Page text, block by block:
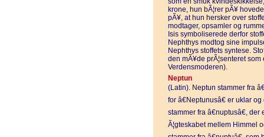
krone, hun bÃ¦rer pÃ¥
pÃ¥, at hun hersker over
modtager, opsamler og
Isis symboliserede derfor
Nephthys modtog sine
Nephthys stoffets syntese.
den mÃ¥de prÃ¦senteret
Verdensmoderen).
Neptun
(Latin). Neptun stammer fra
for â€Neptunusâ€ er uklar
stammer fra â€nuptusâ€,
Ã¦gteskabet mellem Himmel